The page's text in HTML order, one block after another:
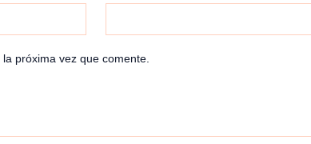
próxima vez que comente.